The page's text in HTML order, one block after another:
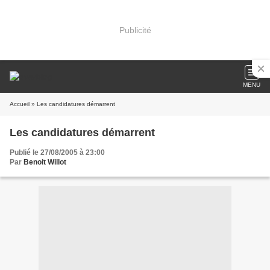
Publicité
MENU
Accueil » Les candidatures démarrent
Les candidatures démarrent
Publié le 27/08/2005 à 23:00
Par Benoit Willot